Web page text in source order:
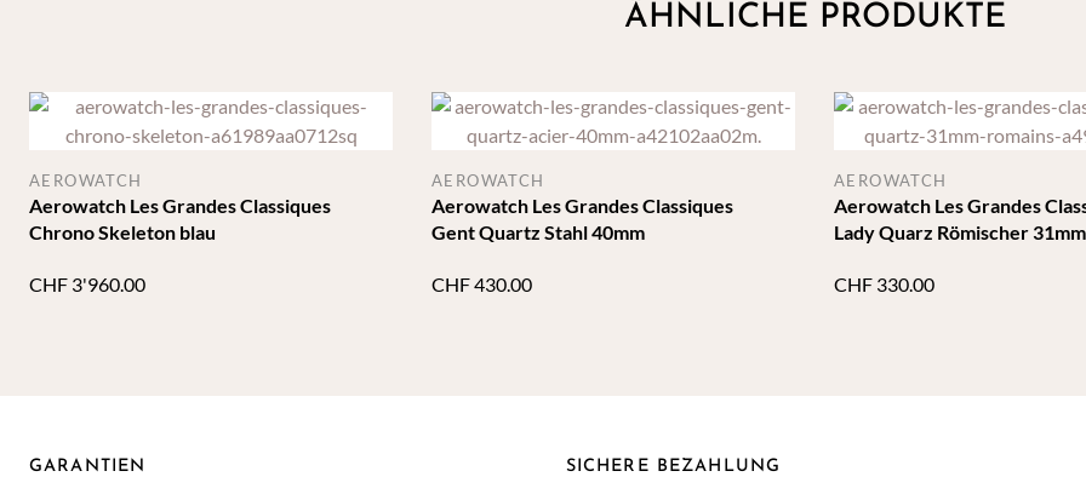
ÄHNLICHE PRODUKTE
Aerowatch Les Grandes Classiques
Chrono Skeleton blau
AEROWATCH
CHF 3'960.00
Aerowatch Les Grandes Classiques
Gent Quartz Stahl 40mm
AEROWATCH
CHF430.00
Aerowatch Les Grandes
Lady Quarz Römischer 31mm
AEROWATCH
CHF 330.00
GARANTIEN SICHERE BEZAHLUNG